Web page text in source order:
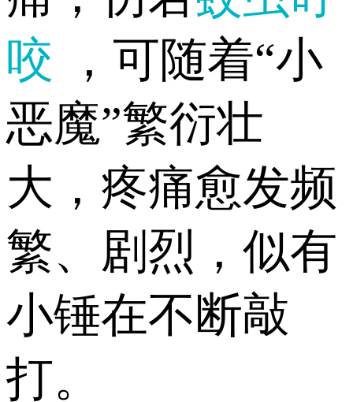
咬
，可随着“小
恶魔”繁衍壮
大，疼痛愈发频
繁、剧烈，似有
小锤在不断敲
打。